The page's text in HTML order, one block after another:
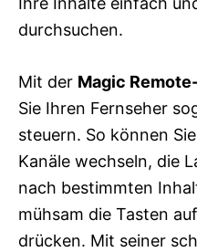
durchsuchen.
Mit der Magic
Sie Ihren Fernseher
steuern. So können
Kanäle wechseln, die
nach bestimmten
mühsam die Tasten
drücken. Mit seiner